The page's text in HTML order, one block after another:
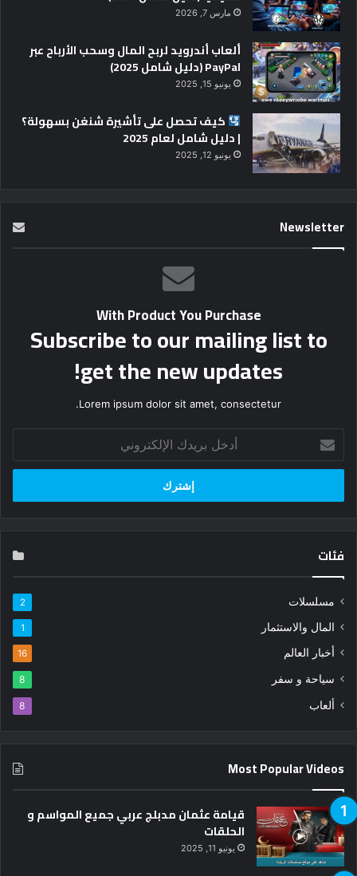
مارس 7, 2026
ألعاب أندرويد لربح المال وسحب الأرباح عبر
PayPal (دليل شامل 2025)
يونيو 15, 2025
كيف تحصل على تأشيرة شنغن بسهولة؟
| دليل شامل لعام 2025
يونيو 12, 2025
Newsletter
With Product You Purchase
Subscribe to our mailing list to
get the new updates!
Lorem ipsum dolor sit amet, consectetur.
بريدك
الإلكتروني
فئات
مسلسلات 2
المال والاستثمار 1
أخبار العالم 16
سياحة و سفر 8
ألعاب 8
Most Popular Videos
قيامة عثمان مدبلج عربي جميع المواسم و
الحلقات
يونيو 11, 2025